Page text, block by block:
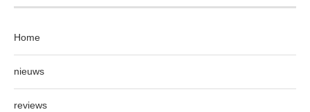
Home
nieuws
reviews